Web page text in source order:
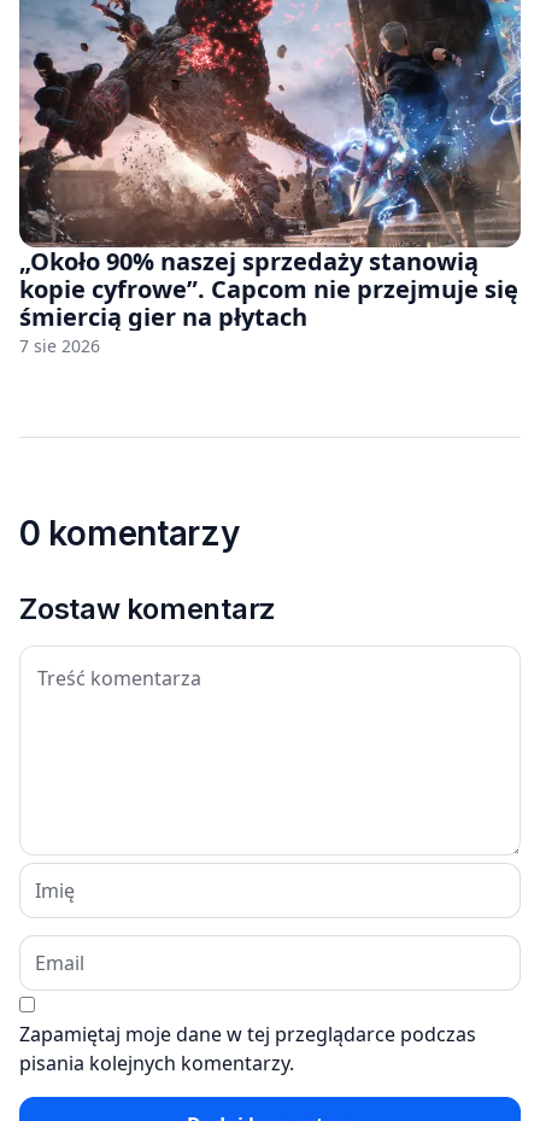
„Około 90% naszej sprzedaży stanowią
kopie cyfrowe”. Capcom nie przejmuje się
śmiercią gier na płytach
7 sie 2026
0 komentarzy
Zostaw komentarz
Zapamiętaj moje dane w tej przeglądarce podczas
pisania kolejnych komentarzy.